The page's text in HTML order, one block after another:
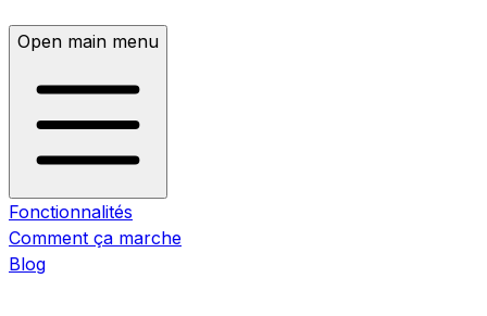
Open main menu
Fonctionnalités
Comment ça marche
Blog